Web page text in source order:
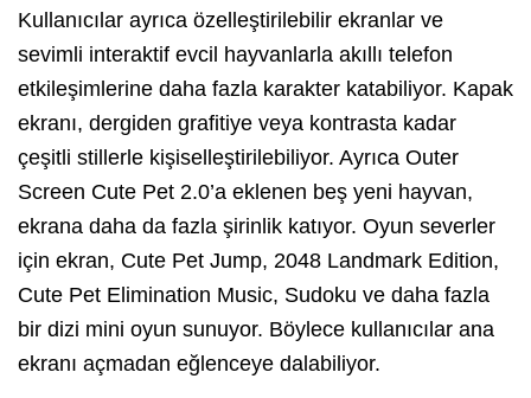
Kullanıcılar ayrıca özelleştirilebilir ekranlar ve
sevimli interaktif evcil hayvanlarla akıllı telefon
etkileşimlerine daha fazla karakter katabiliyor. Kapak
ekranı, dergiden grafitiye veya kontrasta kadar
çeşitli stillerle kişiselleştirilebiliyor. Ayrıca Outer
Screen Cute Pet 2.0’a eklenen beş yeni hayvan,
ekrana daha da fazla şirinlik katıyor. Oyun severler
için ekran, Cute Pet Jump, 2048 Landmark Edition,
Cute Pet Elimination Music, Sudoku ve daha fazla
bir dizi mini oyun sunuyor. Böylece kullanıcılar ana
ekranı açmadan eğlenceye dalabiliyor.